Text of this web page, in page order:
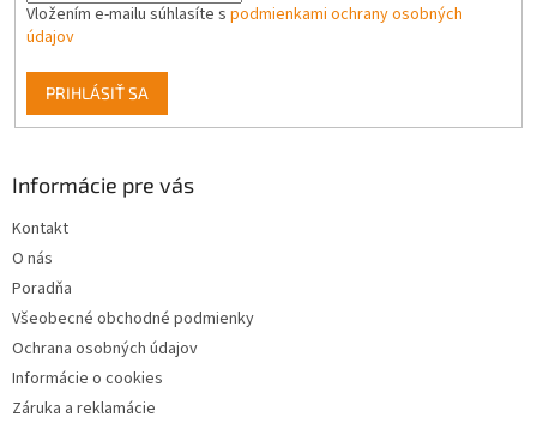
Vložením e-mailu súhlasíte s podmienkami ochrany osobných
údajov
PRIHLÁSIŤ SA
Informácie pre vás
Kontakt
O nás
Poradňa
Všeobecné obchodné podmienky
Ochrana osobných údajov
Informácie o cookies
Záruka a reklamácie